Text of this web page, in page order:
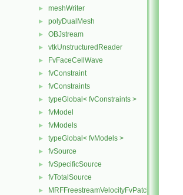
► meshWriter
► polyDualMesh
► OBJstream
► vtkUnstructuredReader
► FvFaceCellWave
► fvConstraint
► fvConstraints
► typeGlobal< fvConstraints >
► fvModel
► fvModels
► typeGlobal< fvModels >
► fvSource
► fvSpecificSource
► fvTotalSource
► MRFFreestreamVelocityFvPatchVectorField